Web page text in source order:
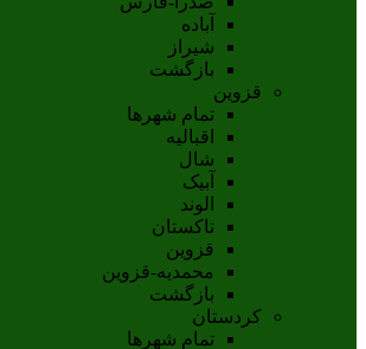
آباده
شيراز
بازگشت
قزوین
تمام شهر‌ها
اقبالیه
شال
آبيک
الوند
تاکستان
قزوين
محمديه-قزوين
بازگشت
کردستان
تمام شهر‌ها